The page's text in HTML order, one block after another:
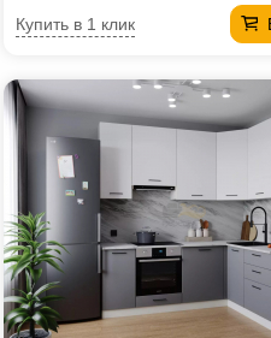
Купить в 1 клик